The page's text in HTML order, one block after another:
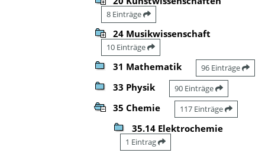
8 Einträge
24 Musikwissenschaft
10 Einträge
31 Mathematik 96 Einträge
33 Physik 90 Einträge
35 Chemie 117 Einträge
35.14 Elektrochemie
1 Eintrag